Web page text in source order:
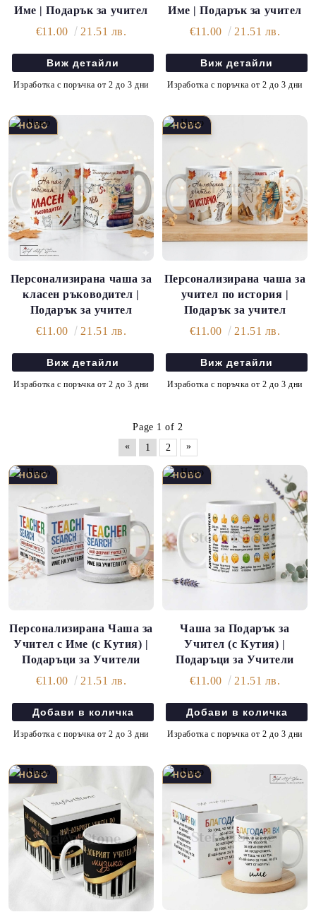
Име | Подарък за учител
€11.00
21.51 лв.
Виж детайли
Изработка с поръчка от 2 до 3 дни
Име | Подарък за учител
€11.00
21.51 лв.
Виж детайли
Изработка с поръчка от 2 до 3 дни
Персонализирана чаша за
класен ръководител |
Подарък за учител
€11.00
21.51 лв.
Виж детайли
Изработка с поръчка от 2 до 3 дни
Персонализирана чаша за
учител по история |
Подарък за учител
€11.00
21.51 лв.
Виж детайли
Изработка с поръчка от 2 до 3 дни
Page 1 of 2
«
1 2 »
Персонализирана Чаша за
Учител с Име (с Кутия) |
Подаръци за Учители
€11.00
21.51 лв.
Изработка с поръчка от 2 до 3 дни
Чаша за Подарък за
Учител (с Кутия) |
Подаръци за Учители
€11.00
21.51 лв.
Изработка с поръчка от 2 до 3 дни